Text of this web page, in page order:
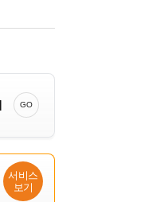
GO
서비스
보기